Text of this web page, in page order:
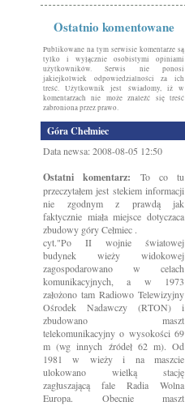
Ostatnio komentowane
Publikowane na tym serwisie komentarze są
tylko i wyłącznie osobistymi opiniami
użytkowników. Serwis nie ponosi
jakiejkolwiek odpowiedzialności za ich
treść. Użytkownik jest świadomy, iż w
komentarzach nie może znaleźć się treść
zabroniona przez prawo.
Góra Chełmiec
Data newsa: 2008-08-05 12:50
Ostatni komentarz: To co tu
przeczytałem jest stekiem informacji
nie zgodnym z prawdą jak
faktycznie miała miejsce dotyczaca
zbudowy góry Cełmiec .
cyt."Po II wojnie światowej
budynek wieży widokowej
zagospodarowano w celach
komunikacyjnych, a w 1973
założono tam Radiowo Telewizyjny
Ośrodek Nadawczy (RTON) i
zbudowano maszt
telekomunikacyjny o wysokości 69
m (wg innych źródeł 62 m). Od
1981 w wieży i na maszcie
ulokowano wielką stację
zagłuszającą fale Radia Wolna
Europa. Obecnie maszt